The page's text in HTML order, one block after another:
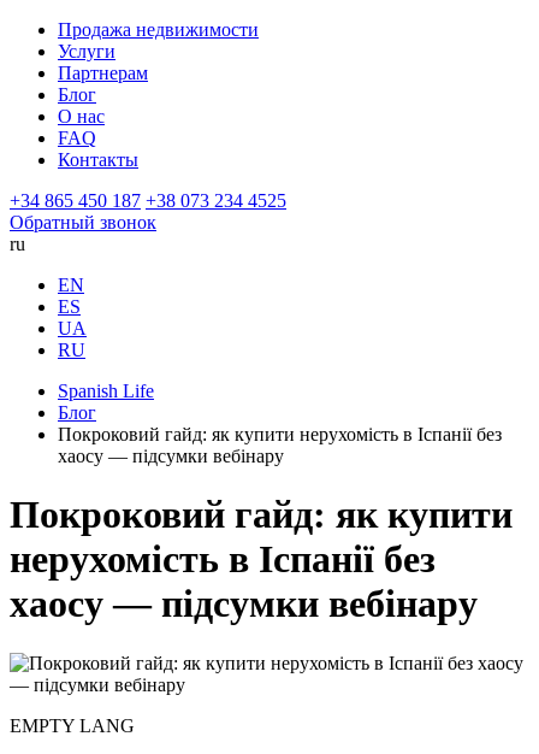
Продажа недвижимости
Услуги
Партнерам
Блог
О нас
FAQ
Контакты
+34 865 450 187 +38 073 234 4525
Обратный звонок
ru
EN
ES
UA
RU
Spanish Life
Блог
Покроковий гайд: як купити нерухомість в Іспанії без
хаосу — підсумки вебінару
Покроковий гайд: як купити
нерухомість в Іспанії без
хаосу — підсумки вебінару
EMPTY LANG